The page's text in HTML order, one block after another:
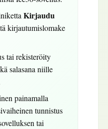
Kirjaudu
kirjautumislomake
tai rekisteröity
salasana niille
painamalla
tunnistus
tai